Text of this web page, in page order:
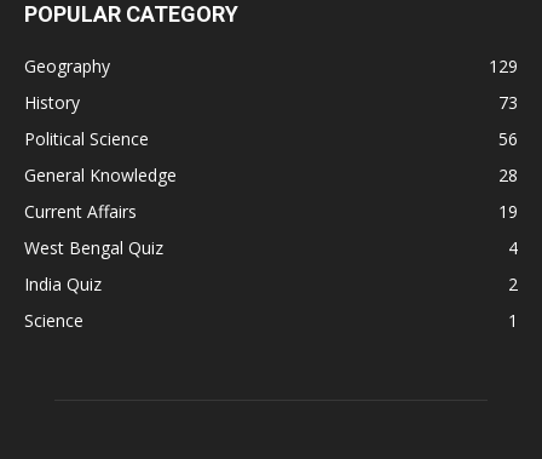
POPULAR CATEGORY
Geography
129
History
73
Political Science
56
General Knowledge
28
Current Affairs
19
West Bengal Quiz
4
India Quiz
2
Science
1